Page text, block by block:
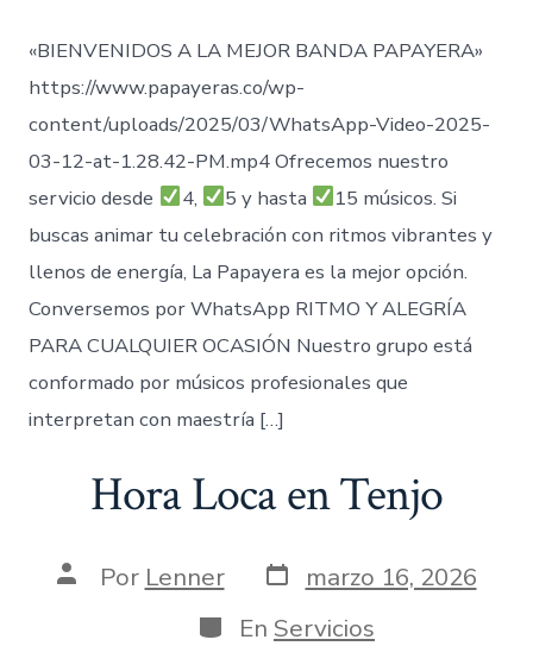
«BIENVENIDOS A LA MEJOR BANDA PAPAYERA»
https://www.papayeras.co/wp-
content/uploads/2025/03/WhatsApp-Video-2025-
03-12-at-1.28.42-PM.mp4 Ofrecemos nuestro
servicio desde
4, 5 y hasta
15 músicos. Si
buscas animar tu celebración con ritmos vibrantes y
llenos de energía, La Papayera es la mejor opción.
Conversemos por WhatsApp RITMO Y ALEGRÍA
PARA CUALQUIER OCASIÓN Nuestro grupo está
conformado por músicos profesionales que
interpretan con maestría […]
Hora Loca en Tenjo
AutorPor Lenner Fecha
de
publicación
marzo 16, 2026
Categorías
En Servicios